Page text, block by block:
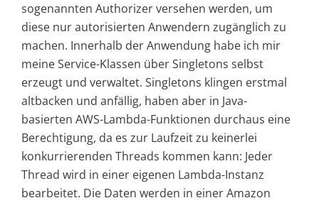
sogenannten Authorizer versehen werden, um
diese nur autorisierten Anwendern zugänglich zu
machen. Innerhalb der Anwendung habe ich mir
meine Service-Klassen über Singletons selbst
erzeugt und verwaltet. Singletons klingen erstmal
altbacken und anfällig, haben aber in Java-
basierten AWS-Lambda-Funktionen durchaus eine
Berechtigung, da es zur Laufzeit zu keinerlei
konkurrierenden Threads kommen kann: Jeder
Thread wird in einer eigenen Lambda-Instanz
bearbeitet. Die Daten werden in einer Amazon